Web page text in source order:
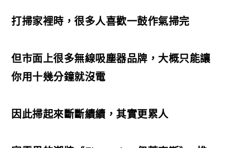
打掃家裡時，很多人喜歡一鼓作氣掃完
但市面上很多無線吸塵器品牌，大概只能讓
你用十幾分鐘就沒電
因此掃起來斷斷續續，其實更累人